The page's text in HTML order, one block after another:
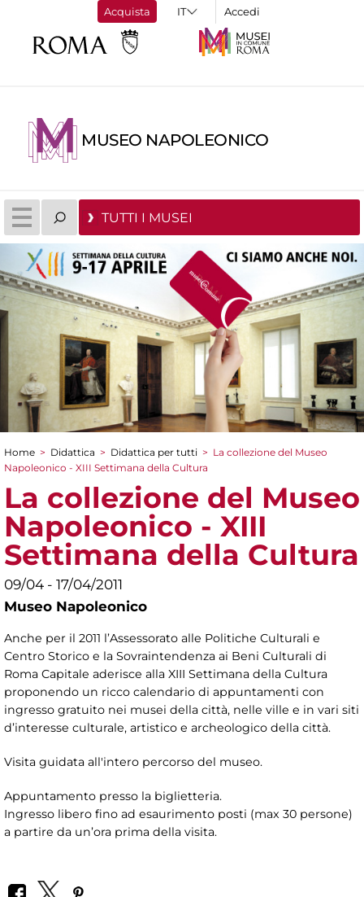
Acquista Accedi
MUSEO NAPOLEONICO
TUTTI I MUSEI
Tu sei qui
Home > Didattica > Didattica per tutti > La collezione del Museo
Napoleonico - XIII Settimana della Cultura
La collezione del Museo
Napoleonico - XIII
Settimana della Cultura
09/04 - 17/04/2011
Museo Napoleonico
Anche per il 2011 l’Assessorato alle Politiche Culturali e
Centro Storico e la Sovraintendenza ai Beni Culturali di
Roma Capitale aderisce alla XIII Settimana della Cultura
proponendo un ricco calendario di appuntamenti con
ingresso gratuito nei musei della città, nelle ville e in vari siti
d’interesse culturale, artistico e archeologico della città.
Visita guidata all'intero percorso del museo.
Appuntamento presso la biglietteria.
Ingresso libero fino ad esaurimento posti (max 30 persone)
a partire da un’ora prima della visita.